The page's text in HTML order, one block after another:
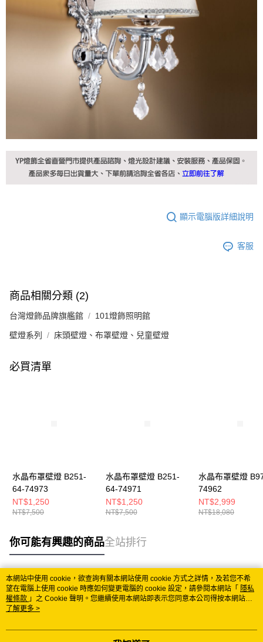
顯示電腦版詳細說明
客服
商品相關分類 (2)
台灣燈飾品牌旗艦館 101燈飾照明館
壁燈系列 床頭壁燈、布罩壁燈、兒童壁燈
必買清單
水晶布罩壁燈 B251-
64-74973
NT$1,250
NT$7,500
水晶布罩壁燈 B251-
64-74971
NT$1,250
NT$7,500
水晶布罩壁燈
74962
NT$2,999
NT$18,080
你可能有興趣的商品全站排行
熱門標籤
本網站中使用 cookie，欲查詢有關本網站使用 cookie 方式之詳情，及若您不希
望在電腦上使用 cookie 時應如何變更電腦的 cookie 設定，請參閱本網站「 隱私
權條款 」之 Cookie 聲明。您繼續使用本網站即表示您同意本公司得按本網站使
用條款之 Cookie 聲明使用 cookie。
了解更多 >